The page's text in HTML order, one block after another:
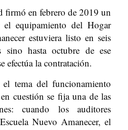
firmó en febrero de 2019 un
el equipamiento del Hogar
estuviera listo en seis
sino hasta octubre de ese
efectúa la contratación.
el tema del funcionamiento
cuestión se fija una de las
cuando los auditores
Nuevo Amanecer, el